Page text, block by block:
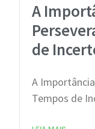
A
de
A
Tempos de